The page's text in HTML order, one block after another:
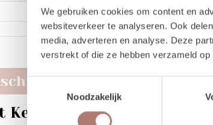
We gebruiken cookies om content en
websiteverkeer te analyseren. Ook
media, adverteren en analyse. Deze
verstrekt of die ze hebben verzameld
Toestemmingsselectie
Noodzakelijk
Keet huren